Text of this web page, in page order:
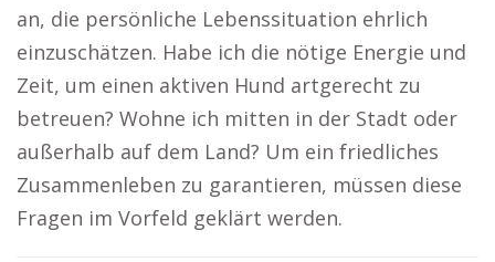
an, die persönliche Lebenssituation ehrlich
einzuschätzen. Habe ich die nötige Energie und
Zeit, um einen aktiven Hund artgerecht zu
betreuen? Wohne ich mitten in der Stadt oder
außerhalb auf dem Land? Um ein friedliches
Zusammenleben zu garantieren, müssen diese
Fragen im Vorfeld geklärt werden.